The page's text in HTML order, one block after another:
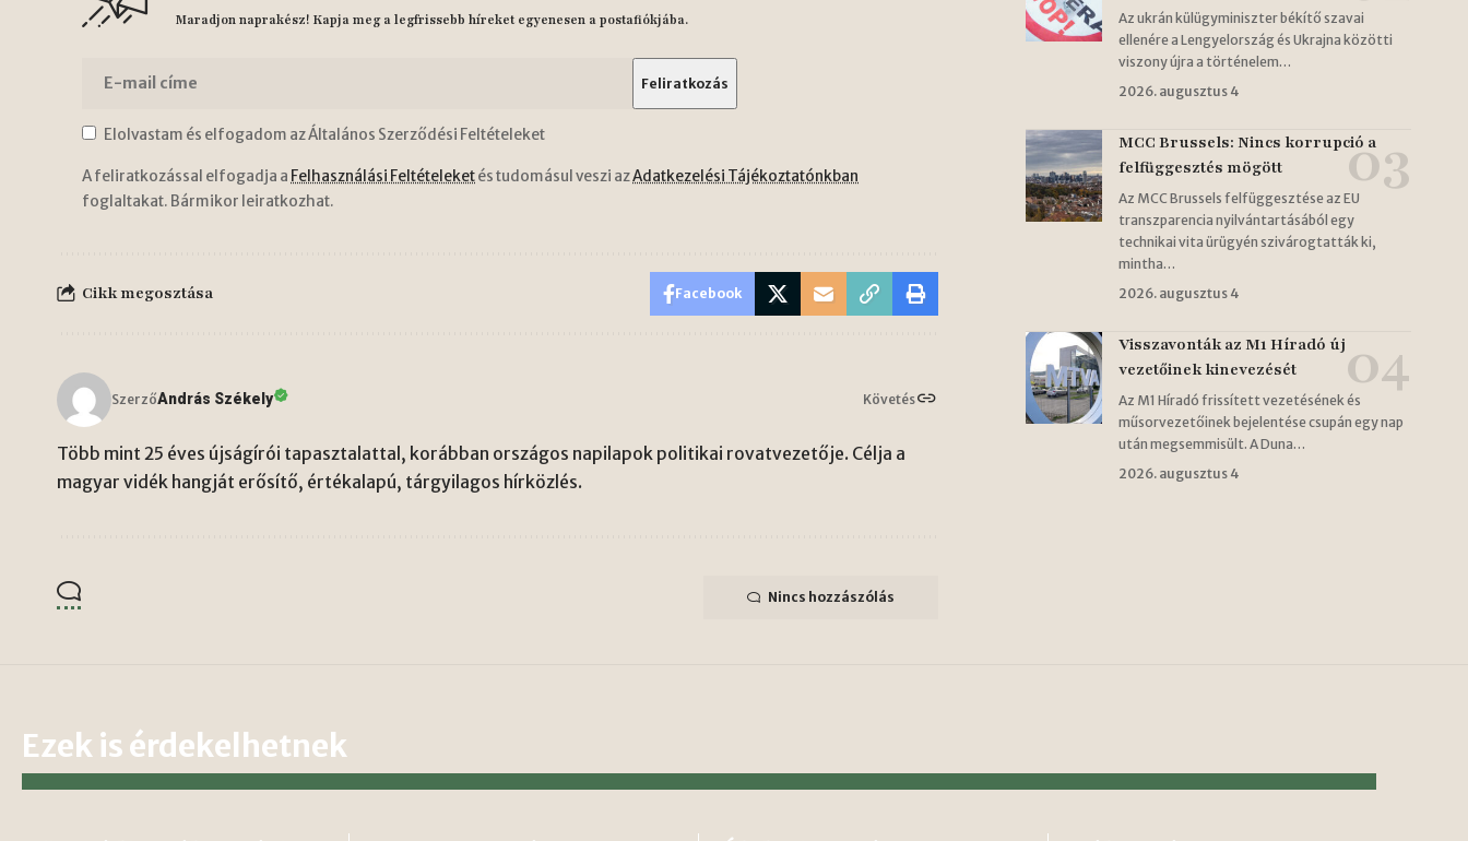
Maradjon naprakész! Kapja meg a legfrissebb híreket egyenesen a postafiókjába.
Elolvastam és elfogadom az Általános Szerződési Feltételeket
A feliratkozással elfogadja a Felhasználási Feltételeketés tudomásul veszi azAdatkezelési Tájékoztatónkban
foglaltakat. Bármikor leiratkozhat.
Cikk megosztása Facebook
SzerzőAndrás Székely Követés
Több mint 25 éves újságírói tapasztalattal, korábban országos napilapok politikai rovatvezetője. Célja a
magyar vidék hangját erősítő, értékalapú, tárgyilagos hírközlés.
Nincs hozzászólás
Az ukrán külügyminiszter békítő szavai
ellenére a Lengyelország és Ukrajna közötti
viszony újra a történelem…
2026. augusztus 4
MCC Brussels: Nincs korrupció a
felfüggesztés mögött
Az MCC Brussels felfüggesztése az EU
transzparencia nyilvántartásából egy
technikai vita ürügyén szivárogtatták ki,
mintha…
2026. augusztus 4
Visszavonták az M1 Híradó új
vezetőinek kinevezését
Az M1 Híradó frissített vezetésének és
műsorvezetőinek bejelentése csupán egy nap
után megsemmisült. A Duna…
2026. augusztus 4
Ezek is érdekelhetnek